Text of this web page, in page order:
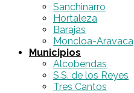
Sanchinarro
Hortaleza
Barajas
Moncloa-Aravaca
Municipios
Alcobendas
S.S. de los Reyes
Tres Cantos